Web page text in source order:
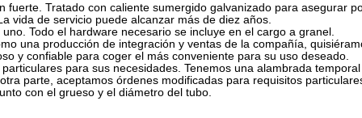
fuerte. Tratado con caliente sumergido galvanizado para asegurar
vida de servicio puede alcanzar más de diez años.
Todo el hardware necesario se incluye en el cargo a granel.
una producción de integración y ventas de la compañía,
y confiable para coger el más conveniente para su uso deseado.
para sus necesidades. Tenemos una alambrada
parte, aceptamos órdenes modificadas para requisitos
con el grueso y el diámetro del tubo.